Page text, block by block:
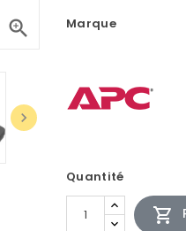


Marque
Quantité
